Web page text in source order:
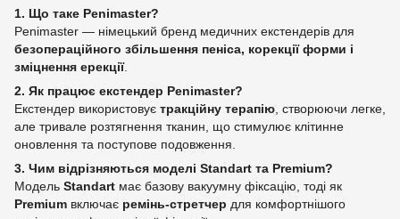
1. Що таке Penimaster?
Penimaster — німецький бренд медичних екстендерів для
безопераційного збільшення пеніса, корекції форми і
зміцнення ерекції.
2. Як працює екстендер Penimaster?
Екстендер використовує тракційну терапію , створюючи легке,
але тривале розтягнення тканин, що стимулює клітинне
оновлення та поступове подовження.
3. Чим відрізняються моделі Standart та Premium?
Модель Standart має базову вакуумну фіксацію, тоді як
Premium включає ремінь‑стретчер для комфортнішого